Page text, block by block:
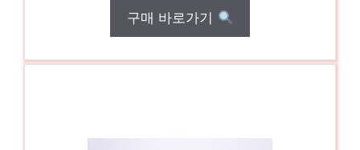
구매 바로가기